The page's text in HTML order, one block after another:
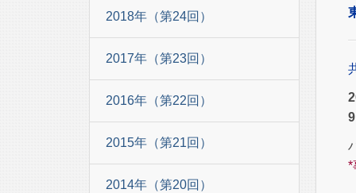
2018年（第24回）
2017年（第23回）
2016年（第22回）
2015年（第21回）
2014年（第20回）
*